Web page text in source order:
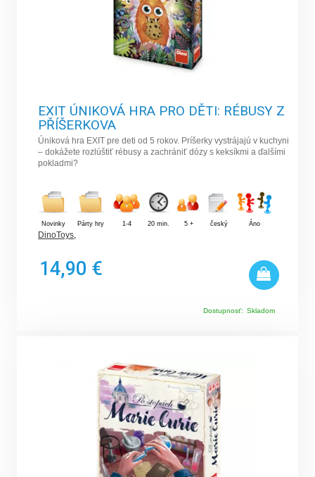
EXIT ÚNIKOVÁ HRA PRO DĚTI: RÉBUSY Z
PŘÍŠERKOVA
Úniková hra EXIT pre deti od 5 rokov. Príšerky vystrájajú v kuchyni
– dokážete rozlúštiť rébusy a zachrániť dózy s keksíkmi a ďalšími
pokladmi?
Novinky Párty hry 1-4 20 min. 5 + český Áno
DinoToys,
14,90 €
Dostupnosť: Skladom